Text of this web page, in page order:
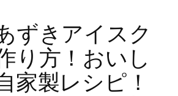
ずきアイスク
り方！おいし
家製レシピ！